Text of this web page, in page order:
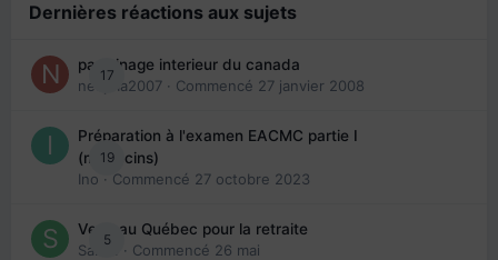
Dernières réactions aux sujets
17
parrainage interieur du canada
nedjma2007 · Commencé 27 janvier 2008
19
Préparation à l'examen EACMC partie I
(médecins)
Ino · Commencé 27 octobre 2023
5
Venir au Québec pour la retraite
Sab74
· Commencé 26 mai